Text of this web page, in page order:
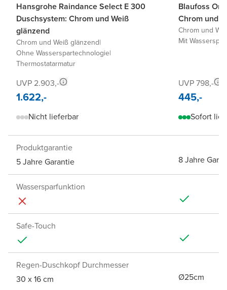
Hansgrohe Raindance Select E 300
Duschsystem: Chrom und Weiß
glänzend
Chrom und Weiß glänzend|
Ohne Wasserspartechnologie|
Thermostatarmatur
UVP 2.903,-
1.622,-
Nicht lieferbar
Blaufoss
Chrom und
Chrom und
Mit
UVP 798,-
445,-
Sofort
Produktgarantie
5 Jahre Garantie
8 Jahre
Wassersparfunktion
Safe-Touch
Regen-Duschkopf Durchmesser
30 x 16 cm
Ø25cm